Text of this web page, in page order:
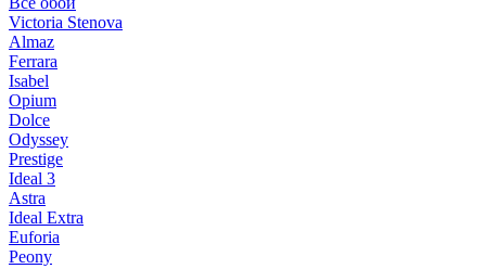
Victoria Stenova
Almaz
Ferrara
Isabel
Opium
Dolce
Odyssey
Prestige
Ideal 3
Astra
Ideal Extra
Euforia
Peony